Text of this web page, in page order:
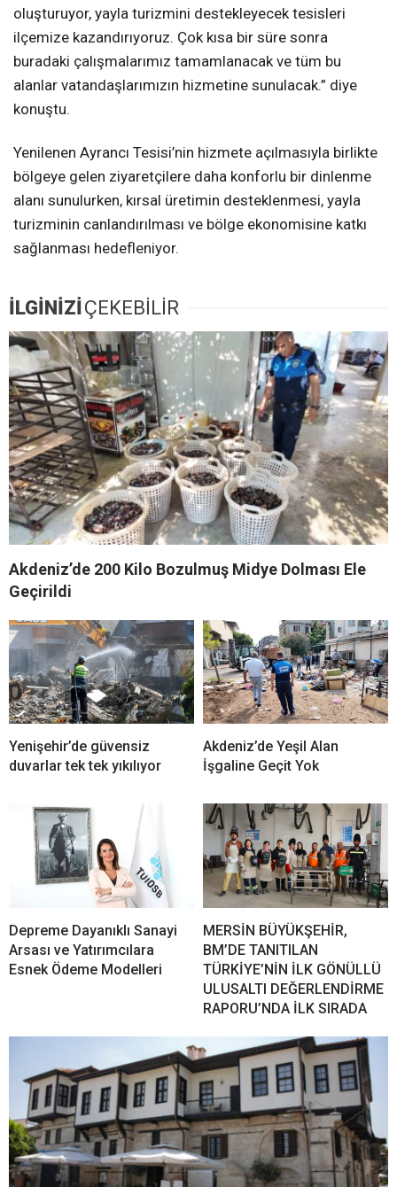
oluşturuyor, yayla turizmini destekleyecek tesisleri
ilçemize kazandırıyoruz. Çok kısa bir süre sonra
buradaki çalışmalarımız tamamlanacak ve tüm bu
alanlar vatandaşlarımızın hizmetine sunulacak.” diye
konuştu.
Yenilenen Ayrancı Tesisi’nin hizmete açılmasıyla birlikte
bölgeye gelen ziyaretçilere daha konforlu bir dinlenme
alanı sunulurken, kırsal üretimin desteklenmesi, yayla
turizminin canlandırılması ve bölge ekonomisine katkı
sağlanması hedefleniyor.
İLGİNİZİÇEKEBİLİR
Akdeniz’de 200 Kilo Bozulmuş Midye Dolması Ele
Geçirildi
Yenişehir’de güvensiz
duvarlar tek tek yıkılıyor
Akdeniz’de Yeşil Alan
İşgaline Geçit Yok
Depreme Dayanıklı Sanayi
Arsası ve Yatırımcılara
Esnek Ödeme Modelleri
MERSİN BÜYÜKŞEHİR,
BM’DE TANITILAN
TÜRKİYE’NİN İLK GÖNÜLLÜ
ULUSALTI DEĞERLENDİRME
RAPORU’NDA İLK SIRADA